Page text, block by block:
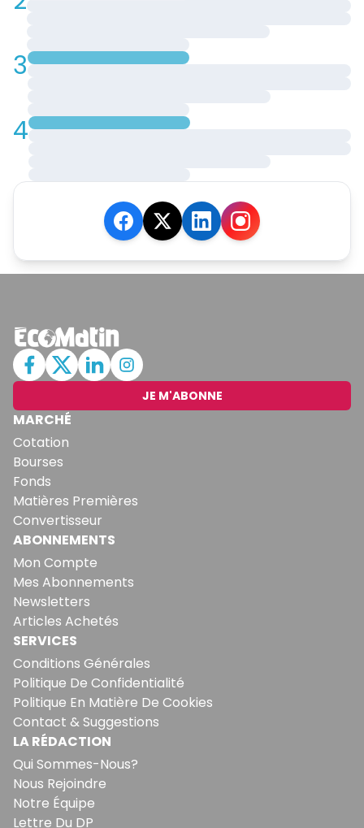
3
4
JE M'ABONNE
MARCHÉ
Cotation
Bourses
Fonds
Matières Premières
Convertisseur
ABONNEMENTS
Mon Compte
Mes Abonnements
Newsletters
Articles Achetés
SERVICES
Conditions Générales
Politique De Confidentialité
Politique En Matière De Cookies
Contact & Suggestions
LA RÉDACTION
Qui Sommes-Nous?
Nous Rejoindre
Notre Équipe
Lettre Du DP